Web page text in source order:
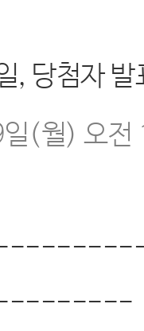
, 당첨자
일 (월)오전